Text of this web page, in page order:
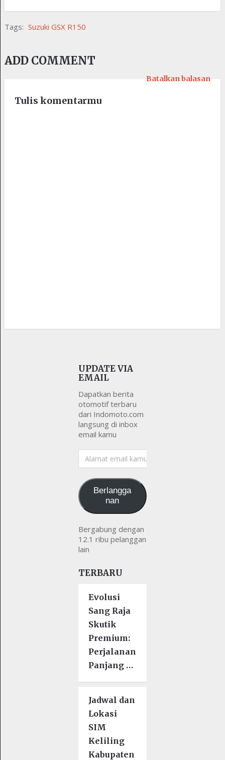
Tags: Suzuki GSX R150
ADD COMMENT
Tulis komentarmu
Batalkan balasan
UPDATE VIA
EMAIL
Dapatkan berita
otomotif terbaru
dari Indomoto.com
langsung di inbox
email kamu
Alamat
email
Berlangga
nan
Bergabung dengan
12.1 ribu pelanggan
lain
TERBARU
Evolusi
Sang Raja
Skutik
Premium:
Perjalanan
Panjang …
Jadwal dan
Lokasi
SIM
Keliling
Kabupaten